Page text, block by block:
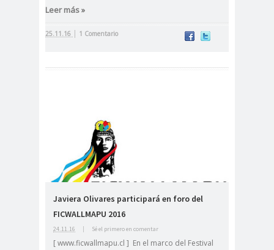
Asociación Abuelas de
ataque
megavisión
Autism
o
Aymar
a
Baltazar
Garzón
bancoesta
do
Bárbara
Huberman
Barcelom
bases para el
Leer más »
25.11.16 | 1 Comentario
Javiera Olivares participará en foro del
FICWALLMAPU 2016
24.11.16 | Sé el primero en comentar
[ www.ficwallmapu.cl ] En el marco del Festival